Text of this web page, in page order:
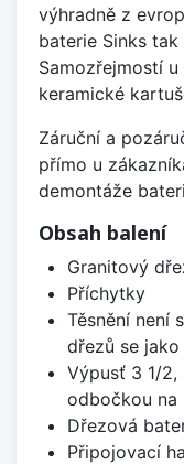
výhradně z
baterie Sinks
Samozřejmostí
keramické
Záruční a
přímo u
demontáže
Obsah balení
Granitový
Příchytky
Těsnění není
dřezů se
Výpusť 3 1/
odbočkou na
Dřezová
Připojovací